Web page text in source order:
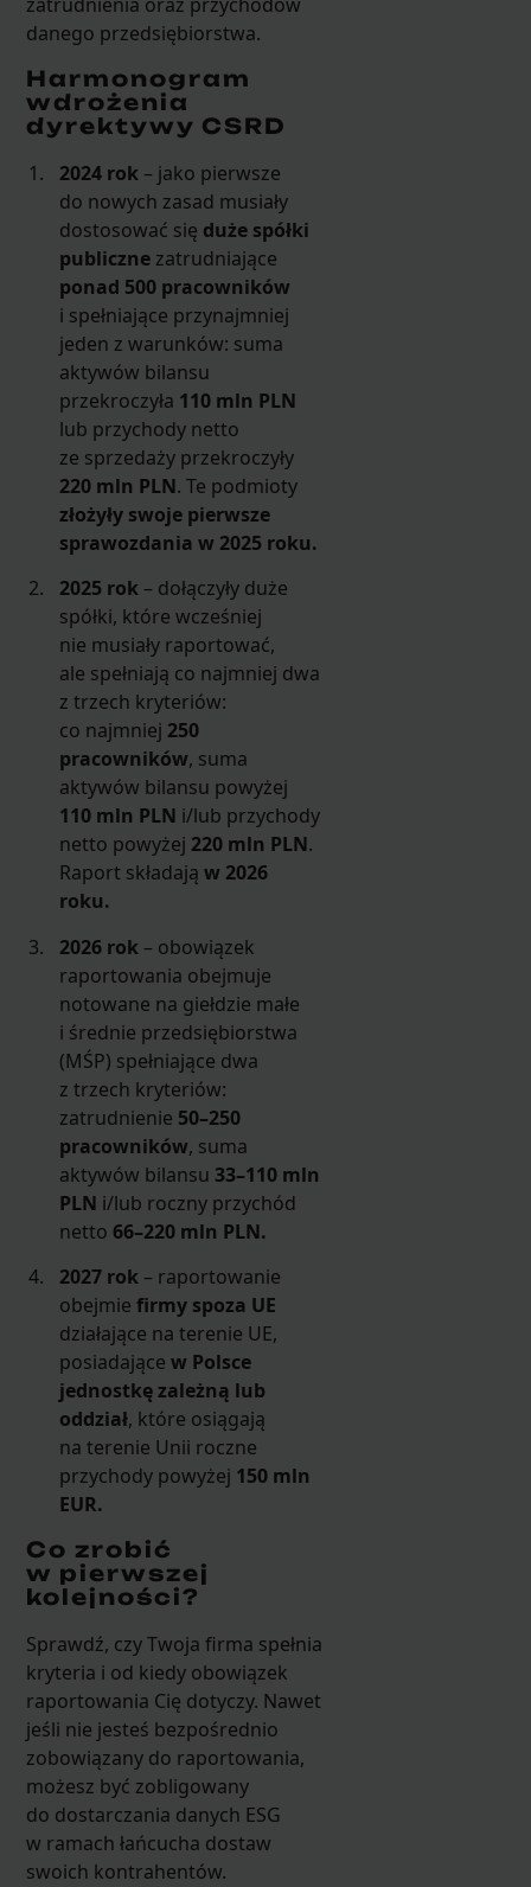
danego przedsiębiorstwa.
Harmonogram
wdrożenia
dyrektywy CSRD
2024 rok – jako pierwsze
do nowych zasad musiały
dostosować się duże spółki
publiczne zatrudniające
ponad 500 pracowników
i spełniające przynajmniej
jeden z warunków: suma
aktywów bilansu
przekroczyła 110 mln PLN
lub przychody netto
ze sprzedaży przekroczyły
220 mln PLN. Te podmioty
złożyły swoje pierwsze
sprawozdania w 2025 roku.
2025 rok – dołączyły duże
spółki, które wcześniej
nie musiały raportować,
ale spełniają co najmniej dwa
z trzech kryteriów:
co najmniej 250
pracowników, suma
aktywów bilansu powyżej
110 mln PLN i/lub przychody
netto powyżej 220 mln PLN.
Raport składająw 2026
roku.
2026 rok – obowiązek
raportowania obejmuje
notowane na giełdzie małe
i średnie przedsiębiorstwa
(MŚP) spełniające dwa
z trzech kryteriów:
zatrudnienie 50–250
pracowników, suma
aktywów bilansu 33–110 mln
PLN i/lub roczny przychód
netto 66–220 mln PLN.
2027 rok – raportowanie
obejmiefirmy spoza UE
działające na terenie UE,
posiadającew Polsce
jednostkę zależną lub
oddział, które osiągają
na terenie Unii roczne
przychody powyżej 150 mln
EUR.
Co zrobić
w pierwszej
kolejności?
Sprawdź, czy Twoja firma spełnia
kryteria i od kiedy obowiązek
raportowania Cię dotyczy. Nawet
jeśli nie jesteś bezpośrednio
zobowiązany do raportowania,
możesz być zobligowany
do dostarczania danych ESG
w ramach łańcucha dostaw
swoich kontrahentów.